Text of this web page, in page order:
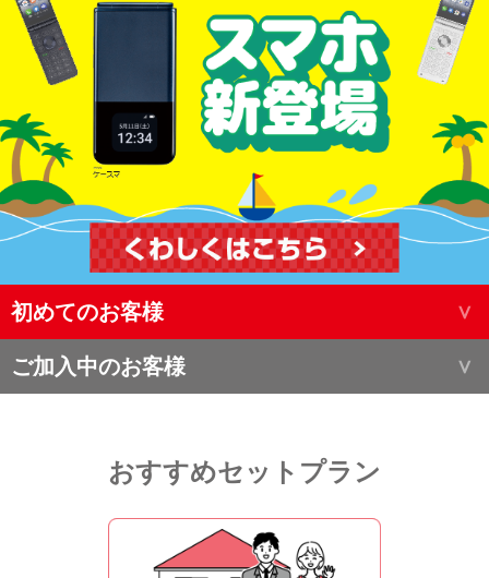
初めてのお客様
ご加入中のお客様
おすすめセットプラン